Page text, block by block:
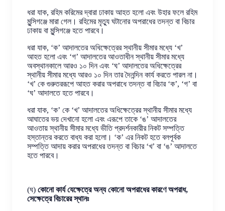
ধরা যাক, রহিম করিমের দ্বারা ঢাকায় আহত হলো এবং উহার ফলে রহিম
মুন্সিগঞ্জে মারা গেল। রহিমের মৃত্যু ঘটানোর অপরাধের তদন্ত বা বিচার
ঢাকায় বা মুন্সিগঞ্জে হতে পারবে।
ধরা যাক, ‘ক’ আদালতের অধিক্ষেত্রের স্থানীয় সীমার মধ্যে ‘খ’
আহত হলো এবং ‘গ’ আদালতের আওতাধীন স্থানীয় সীমার মধ্যে
অবস্থানকালে আরও ১০ দিন এবং ‘ঘ’ আদালতের অধিক্ষেত্রের
স্থানীয় সীমার মধ্যে আরও ১০ দিন তার দৈনন্দিন কার্য করতে পারল না।
‘খ’ কে গুরুতররূপে আহত করার অপরাধে তদন্ত বা বিচার ‘ক’, ‘গ’ বা
‘ঘ’ আদালতে হতে পারবে।
ধরা যাক, ‘ক’ কে ‘খ’ আদালতের অধিক্ষেত্রের স্থানীয় সীমার মধ্যে
আঘাতের ভয় দেখানো হলো এবং এরূপে তাকে ‘ঙ’ আদালতের
আওতায় স্থানীয় সীমার মধ্যে ভীতি প্রদর্শনকারীর নিকট সম্পত্তি
হস্তান্তর করতে বাধ্য করা হলো। ‘ক’ এর নিকট হতে বলপূর্বক
সম্পত্তি আদায় করার অপরাধের তদন্ত বা বিচার ‘খ’ বা ‘ঙ’ আদালতে
হতে পারবে।
(ঘ) কোনো কার্য যেক্ষেত্রে অন্য কোনো অপরাধের কারণে অপরাধ,
সেক্ষেত্রে বিচারের স্থানঃ